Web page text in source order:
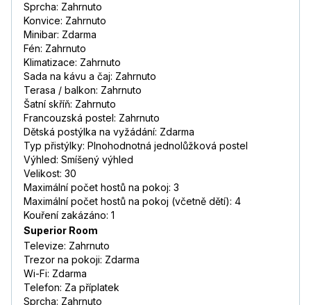
Sprcha: Zahrnuto
Konvice: Zahrnuto
Minibar: Zdarma
Fén: Zahrnuto
Klimatizace: Zahrnuto
Sada na kávu a čaj: Zahrnuto
Terasa / balkon: Zahrnuto
Šatní skříň: Zahrnuto
Francouzská postel: Zahrnuto
Dětská postýlka na vyžádání: Zdarma
Typ přistýlky: Plnohodnotná jednolůžková postel
Výhled: Smíšený výhled
Velikost: 30
Maximální počet hostů na pokoj: 3
Maximální počet hostů na pokoj (včetně dětí): 4
Kouření zakázáno: 1
Superior Room
Televize: Zahrnuto
Trezor na pokoji: Zdarma
Wi-Fi: Zdarma
Telefon: Za příplatek
Sprcha: Zahrnuto